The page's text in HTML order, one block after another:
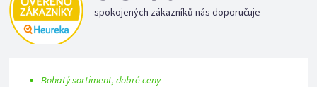
spokojených zákazníků nás doporučuje
Bohatý sortiment, dobré ceny